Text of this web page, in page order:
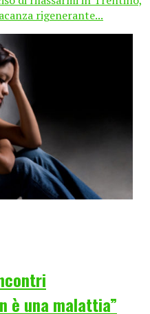
rigenerante...
è una malattia”